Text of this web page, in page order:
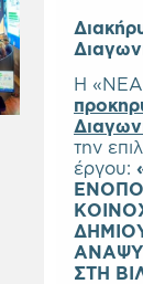
Η
την
έργου:
ΣΤΗ